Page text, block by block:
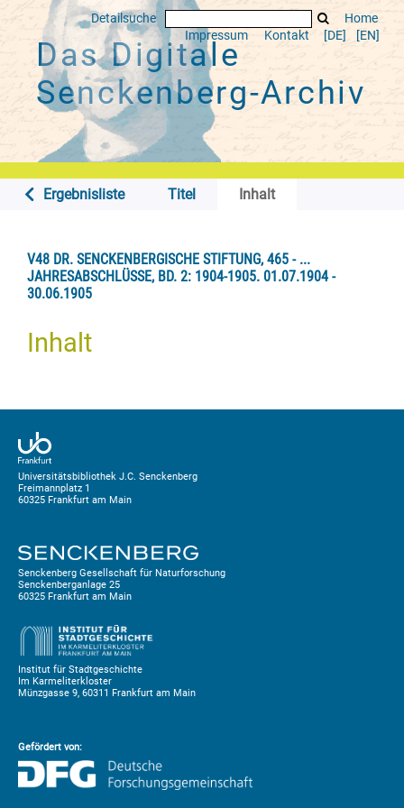
Detailsuche
Home
Impressum
Kontakt [DE] [EN]
Das Digitale
Senckenberg-Archiv
Ergebnisliste Titel Inhalt
V48 DR. SENCKENBERGISCHE STIFTUNG, 465 - ...
JAHRESABSCHLÜSSE, BD. 2: 1904-1905. 01.07.1904 -
30.06.1905
Inhalt
Universitätsbibliothek J.C. Senckenberg
Freimannplatz 1
60325 Frankfurt am Main
Senckenberg Gesellschaft für Naturforschung
Senckenberganlage 25
60325 Frankfurt am Main
Institut für Stadtgeschichte
Im Karmeliterkloster
Münzgasse 9, 60311 Frankfurt am Main
Gefördert von: